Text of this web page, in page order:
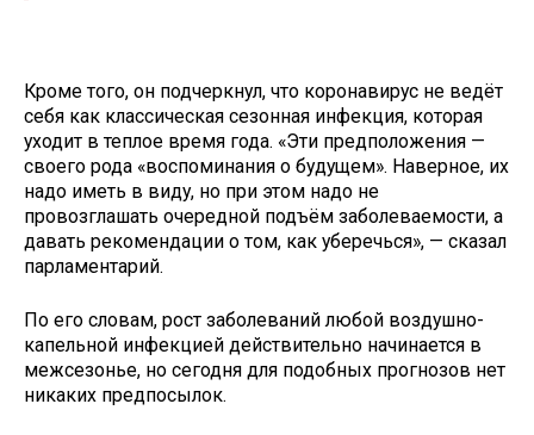
Кроме того, он подчеркнул, что коронавирус не ведёт
себя как классическая сезонная инфекция, которая
уходит в теплое время года. «Эти предположения —
своего рода «воспоминания о будущем». Наверное, их
надо иметь в виду, но при этом надо не
провозглашать очередной подъём заболеваемости, а
давать рекомендации о том, как уберечься», — сказал
парламентарий.
По его словам, рост заболеваний любой воздушно-
капельной инфекцией действительно начинается в
межсезонье, но сегодня для подобных прогнозов нет
никаких предпосылок.